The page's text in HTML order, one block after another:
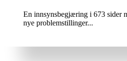
En innsynsbegjæring i 673 sider
nye problemstillinger...